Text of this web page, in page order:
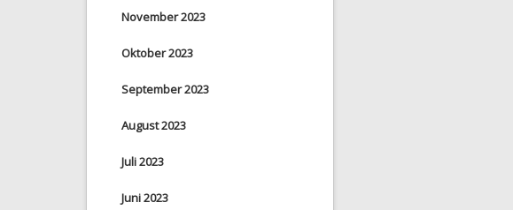
November 2023
Oktober 2023
September 2023
August 2023
Juli 2023
Juni 2023